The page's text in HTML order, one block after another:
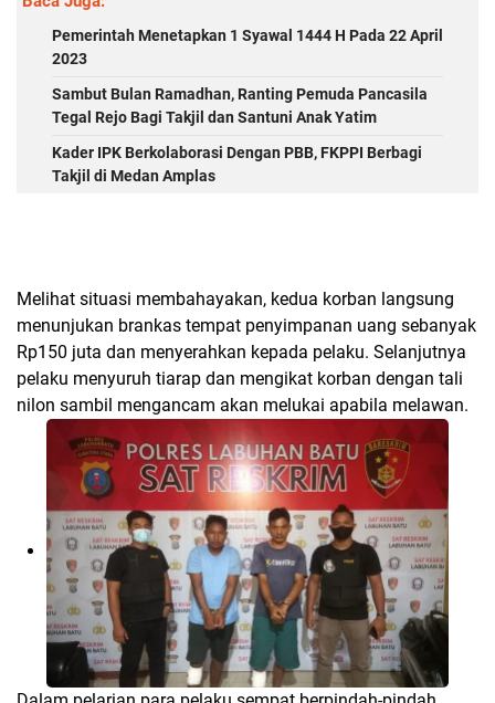
Pemerintah Menetapkan 1 Syawal 1444 H Pada 22 April
2023
Sambut Bulan Ramadhan, Ranting Pemuda Pancasila
Tegal Rejo Bagi Takjil dan Santuni Anak Yatim
Kader IPK Berkolaborasi Dengan PBB, FKPPI Berbagi
Takjil di Medan Amplas
Melihat situasi membahayakan, kedua korban langsung
menunjukan brankas tempat penyimpanan uang sebanyak
Rp150 juta dan menyerahkan kepada pelaku. Selanjutnya
pelaku menyuruh tiarap dan mengikat korban dengan tali
nilon sambil mengancam akan melukai apabila melawan.